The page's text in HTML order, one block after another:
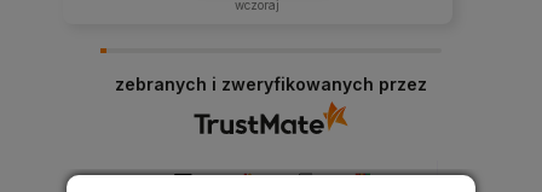
wczoraj
zebranych i zweryfikowanych przez